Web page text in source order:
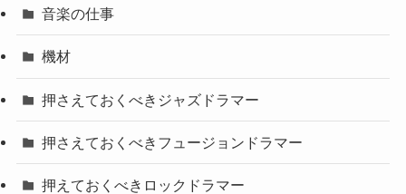
音楽の仕事
機材
押さえておくべきジャズドラマー
押さえておくべきフュージョンドラマー
押えておくべきロックドラマー